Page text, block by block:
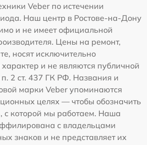
Veber по истечении
Наш центр в Ростове-на-Дону
и не имеет официальной
Цены на ремонт,
носят исключительно
и не являются публичной
п. 2 ст. 437 ГК РФ. Названия и
марки Veber упоминаются
целях — чтобы обозначить
с которой мы работаем. Наша
с владельцами
знаков и не представляет их